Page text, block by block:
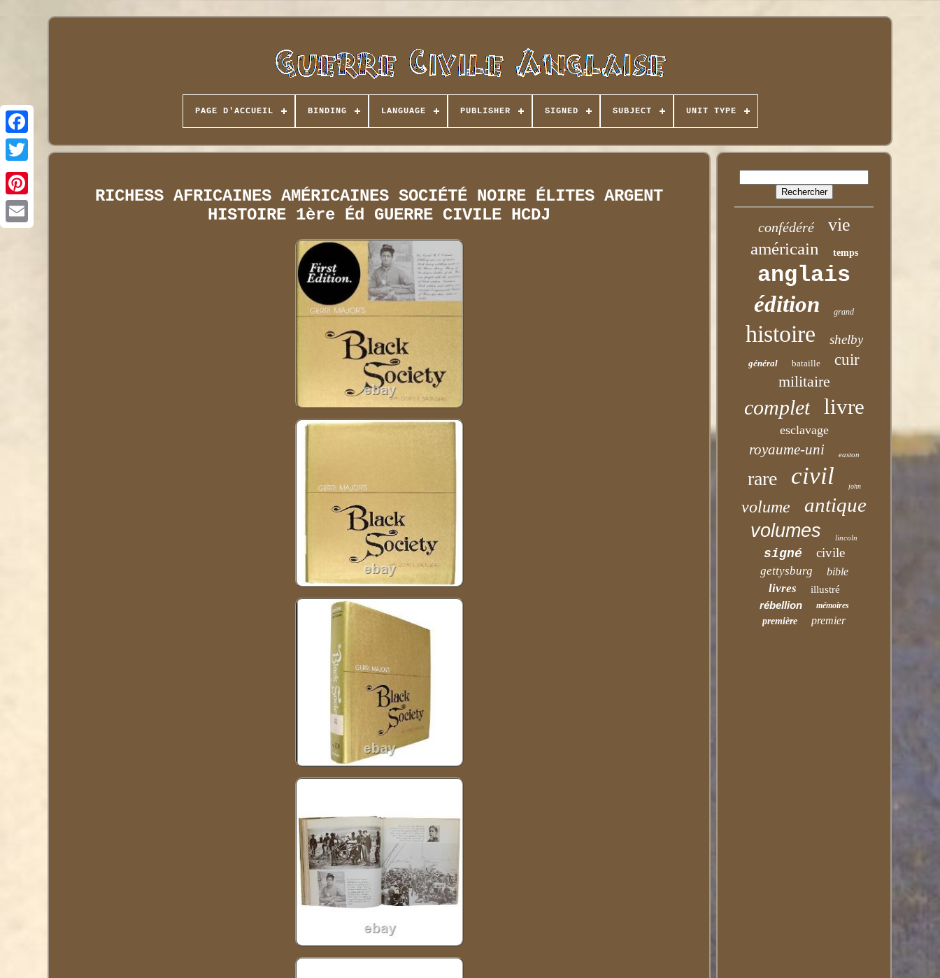
PAGE D'ACCUEIL BINDING LANGUAGE PUBLISHER SIGNED SUBJECT UNIT TYPE
RICHESS AFRICAINES AMÉRICAINES SOCIÉTÉ NOIRE ÉLITES ARGENT
HISTOIRE 1ère Éd GUERRE CIVILE HCDJ
confédéré vie
américain temps
anglais
édition grand
histoire shelby
général bataille
cuir
militaire
complet livre
esclavage
royaume-uni easton
rare civil john
volume antique
volumes lincoln
signé civile
gettysburg bible
livres illustré
rébellion mémoires
première premier